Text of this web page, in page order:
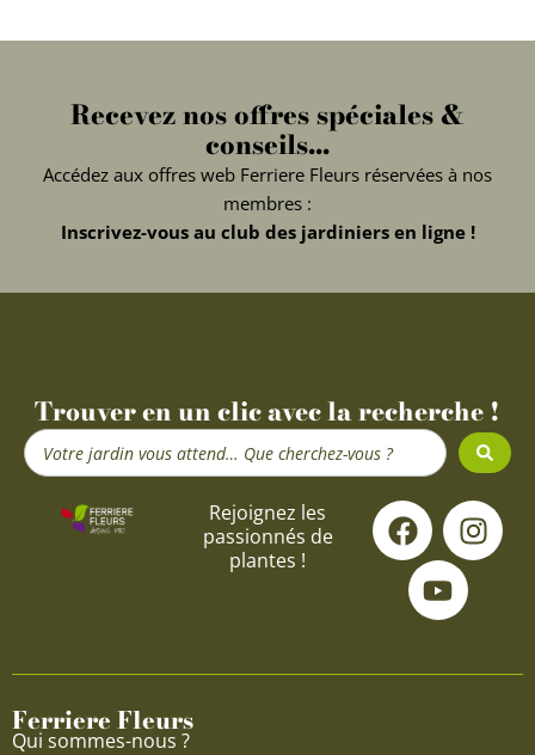
Recevez nos offres spéciales &
conseils...
Accédez aux offres web Ferriere Fleurs réservées à nos
membres :
Inscrivez-vous au club des jardiniers en ligne !
Trouver en un clic avec la recherche !
Search
...
Rejoignez les
passionnés de
plantes !
F
a
c
e
o
I
n
s
g
Y
o
u
t
u
b
Ferriere Fleurs
Qui sommes-nous ?